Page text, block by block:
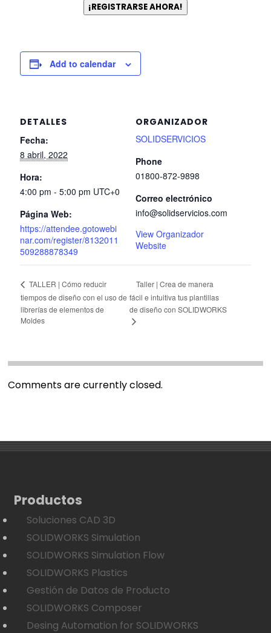
¡REGISTRARSE AHORA!
Add to calendar
DETALLES
Fecha:
8 abril, 2022
Hora:
4:00 pm - 5:00 pm UTC+0
Página Web:
https://attendee.gotowebi
nar.com/register/8132011
509288878349
ORGANIZADOR
SOLIDSERVICIOS
Phone
01800-872-9898
Correo electrónico
info@solidservicios.com
View Organizador
Website
TALLER | Cómo reducir
tiempos de diseño con el uso de
librerías de elementos de
Moldes
Taller | Crea de manera
fácil e intuitiva tus plantillas
de diseño con SOLIDWORKS
Comments are currently closed.
Productos
Soluciones CAD 3D
SOLIDWORKS Simulation
SOLIDWORKS Simulation Flow
SOLIDWORKS Plastics
Gestión de Datos de Producto
SOLIDWORKS Composer
Desing Automation for SOLIDWORKS